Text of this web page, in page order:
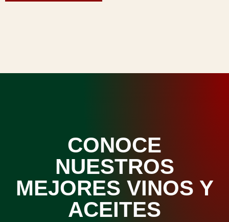
CONOCE
NUESTROS
MEJORES VINOS Y
ACEITES